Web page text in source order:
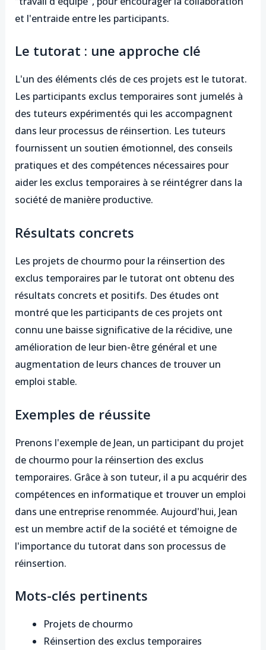
et l'entraide entre les participants.
Le tutorat : une approche clé
L'un des éléments clés de ces projets est le tutorat.
Les participants exclus temporaires sont jumelés à
des tuteurs expérimentés qui les accompagnent
dans leur processus de réinsertion. Les tuteurs
fournissent un soutien émotionnel, des conseils
pratiques et des compétences nécessaires pour
aider les exclus temporaires à se réintégrer dans la
société de manière productive.
Résultats concrets
Les projets de chourmo pour la réinsertion des
exclus temporaires par le tutorat ont obtenu des
résultats concrets et positifs. Des études ont
montré que les participants de ces projets ont
connu une baisse significative de la récidive, une
amélioration de leur bien-être général et une
augmentation de leurs chances de trouver un
emploi stable.
Exemples de réussite
Prenons l'exemple de Jean, un participant du projet
de chourmo pour la réinsertion des exclus
temporaires. Grâce à son tuteur, il a pu acquérir des
compétences en informatique et trouver un emploi
dans une entreprise renommée. Aujourd'hui, Jean
est un membre actif de la société et témoigne de
l'importance du tutorat dans son processus de
réinsertion.
Mots-clés pertinents
Projets de chourmo
Réinsertion des exclus temporaires